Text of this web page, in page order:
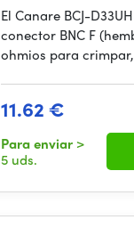
El Canare BCJ-
conector BNC F
ohmios para
11.62 €
Para enviar >
5 uds.